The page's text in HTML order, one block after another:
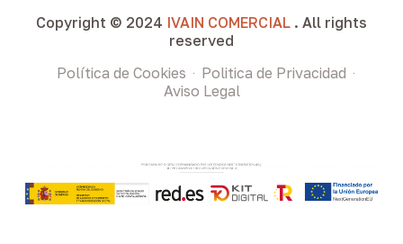
Copyright © 2024 IVAIN COMERCIAL . All rights
reserved
Política de Cookies
Politica de Privacidad
Aviso Legal